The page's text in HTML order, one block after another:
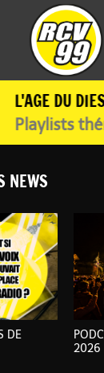
L'AGE DU
Playlists
NEWS
DE
2026